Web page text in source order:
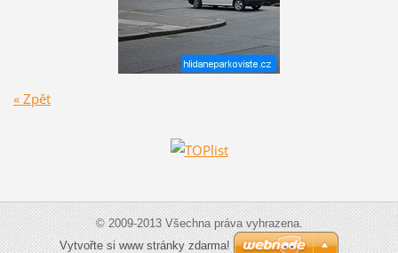
« Zpět
© 2009-2013 Všechna práva vyhrazena.
Vytvořte si www stránky zdarma!